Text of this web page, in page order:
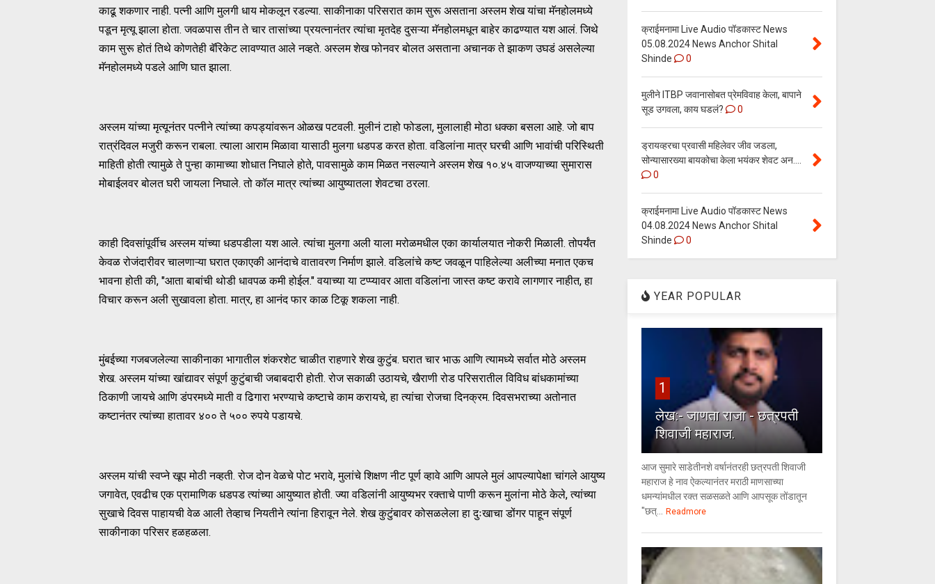
काढू शकणार नाही. पत्नी आणि मुलगी धाय मोकलून रडल्या. साकीनाका परिसरात काम सुरू असताना अस्लम शेख यांचा मॅनहोलमध्ये
पडून मृत्यू झाला होता. जवळपास तीन ते चार तासांच्या प्रयत्नानंतर त्यांचा मृतदेह दुसऱ्या मॅनहोलमधून बाहेर काढण्यात यश आलं. जिथे
काम सुरू होतं तिथे कोणतेही बॅरिकेट लावण्यात आले नव्हते. अस्लम शेख फोनवर बोलत असताना अचानक ते झाकण उघडं असलेल्या
मॅनहोलमध्ये पडले आणि घात झाला.
अस्लम यांच्या मृत्यूनंतर पत्नीने त्यांच्या कपड्यांवरून ओळख पटवली. मुलीनं टाहो फोडला, मुलालाही मोठा धक्का बसला आहे. जो बाप
रात्रंदिवल मजुरी करून राबला. त्याला आराम मिळावा यासाठी मुलगा धडपड करत होता. वडिलांना मात्र घरची आणि भावांची परिस्थिती
माहिती होती त्यामुळे ते पुन्हा कामाच्या शोधात निघाले होते, पावसामुळे काम मिळत नसल्याने अस्लम शेख १०.४५ वाजण्याच्या सुमारास
मोबाईलवर बोलत घरी जायला निघाले. तो कॉल मात्र त्यांच्या आयुष्यातला शेवटचा ठरला.
काही दिवसांपूर्वीच अस्लम यांच्या धडपडीला यश आले. त्यांचा मुलगा अली याला मरोळमधील एका कार्यालयात नोकरी मिळाली. तोपर्यंत
केवळ रोजंदारीवर चालणाऱ्या घरात एकाएकी आनंदाचे वातावरण निर्माण झाले. वडिलांचे कष्ट जवळून पाहिलेल्या अलीच्या मनात एकच
भावना होती की, "आता बाबांची थोडी धावपळ कमी होईल." वयाच्या या टप्प्यावर आता वडिलांना जास्त कष्ट करावे लागणार नाहीत, हा
विचार करून अली सुखावला होता. मात्र, हा आनंद फार काळ टिकू शकला नाही.
मुंबईच्या गजबजलेल्या साकीनाका भागातील शंकरशेट चाळीत राहणारे शेख कुटुंब. घरात चार भाऊ आणि त्यामध्ये सर्वात मोठे अस्लम
शेख. अस्लम यांच्या खांद्यावर संपूर्ण कुटुंबाची जबाबदारी होती. रोज सकाळी उठायचे, खैराणी रोड परिसरातील विविध बांधकामांच्या
ठिकाणी जायचे आणि डंपरमध्ये माती व ढिगारा भरण्याचे कष्टाचे काम करायचे, हा त्यांचा रोजचा दिनक्रम. दिवसभराच्या अतोनात
कष्टानंतर त्यांच्या हातावर ४०० ते ५०० रुपये पडायचे.
अस्लम यांची स्वप्ने खूप मोठी नव्हती. रोज दोन वेळचे पोट भरावे, मुलांचे शिक्षण नीट पूर्ण व्हावे आणि आपले मुलं आपल्यापेक्षा चांगले आयुष्य
जगावेत, एवढीच एक प्रामाणिक धडपड त्यांच्या आयुष्यात होती. ज्या वडिलांनी आयुष्यभर रक्ताचे पाणी करून मुलांना मोठे केले, त्यांच्या
सुखाचे दिवस पाहायची वेळ आली तेव्हाच नियतीने त्यांना हिरावून नेले. शेख कुटुंबावर कोसळलेला हा दुःखाचा डोंगर पाहून संपूर्ण
साकीनाका परिसर हळहळला.
क्राईमनामा Live Audio पॉडकास्ट News
05.08.2024 News Anchor Shital
Shinde
0
मुलीने ITBP जवानासोबत प्रेमविवाह केला, बापाने
सूड उगवला, काय घडलं?
0
ड्रायव्हरचा प्रवासी महिलेवर जीव जडला,
सोन्यासारख्या बायकोचा केला भयंकर शेवट अन....
0
क्राईमनामा Live Audio पॉडकास्ट News
04.08.2024 News Anchor Shital
Shinde
0
YEAR POPULAR
1
लेख:- जाणता राजा - छत्रपती
शिवाजी महाराज.
आज सुमारे साडेतीनशे वर्षानंतरही छत्रपती शिवाजी
महाराज हे नाव ऐकल्यानंतर मराठी माणसाच्या
धमन्यांमधील रक्त सळसळते आणि आपसूक तोंडातून
"छत्... Readmore